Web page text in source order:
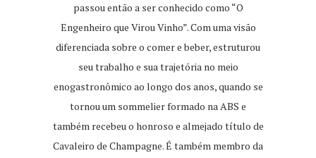
passou então a ser conhecido como “O
Engenheiro que Virou Vinho”. Com uma visão
diferenciada sobre o comer e beber, estruturou
seu trabalho e sua trajetória no meio
enogastronômico ao longo dos anos, quando se
tornou um sommelier formado na ABS e
também recebeu o honroso e almejado título de
Cavaleiro de Champagne. É também membro da